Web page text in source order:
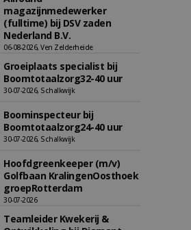
magazijnmedewerker
(fulltime) bij DSV zaden
Nederland B.V.
06-08-2026, Ven Zelderheide
Groeiplaats specialist bij
Boomtotaalzorg32-40 uur
30-07-2026, Schalkwijk
Boominspecteur bij
Boomtotaalzorg24-40 uur
30-07-2026, Schalkwijk
Hoofdgreenkeeper (m/v)
Golfbaan KralingenOosthoek
groepRotterdam
30-07-2026
Teamleider Kwekerij &